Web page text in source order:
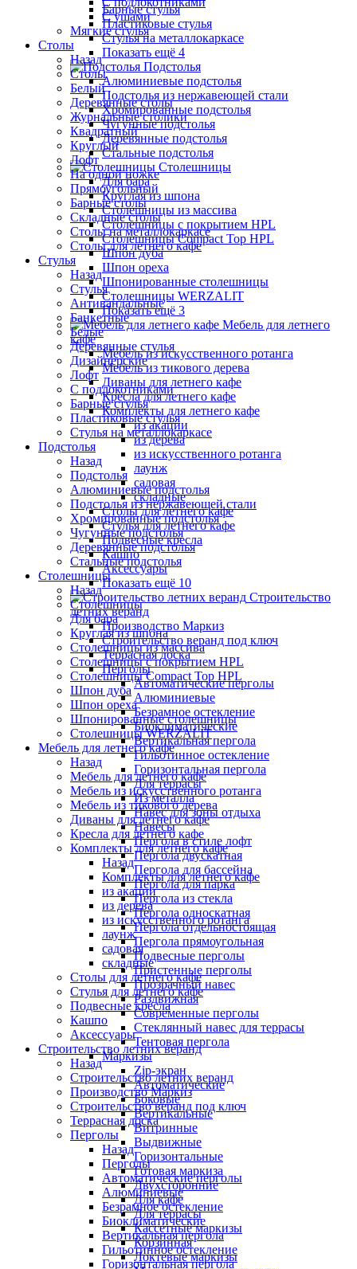
Барные стулья
Пластиковые стулья
Стулья на металлокаркасе
Показать ещё 4
Подстолья
Алюминиевые подстолья
Подстолья из нержавеющей стали
Хромированные подстолья
Чугунные подстолья
Деревянные подстолья
Стальные подстолья
Столешницы
Для бара
Круглая из шпона
Столешницы из массива
Столешницы с покрытием HPL
Столешницы Сompact Top HPL
Шпон дуба
Шпон ореха
Шпонированные столешницы
Столешницы WERZALIT
Показать ещё 3
Мебель для летнего
кафе
Мебель из искусственного ротанга
Мебель из тикового дерева
Диваны для летнего кафе
Кресла для летнего кафе
Комплекты для летнего кафе
из акации
из дерева
из искусственного ротанга
лаунж
садовая
складные
Столы для летнего кафе
Стулья для летнего кафе
Подвесные кресла
Кашпо
Аксессуары
Показать ещё 10
Строительство
летних веранд
Производство Маркиз
Строительство веранд под ключ
Террасная доска
Перголы
Автоматические перголы
Алюминиевые
Безрамное остекление
Биоклиматические
Вертикальная пергола
Гильотинное остекление
Горизонтальная пергола
Для террасы
Из металла
Навес для зоны отдыха
Навесы
Пергола в стиле лофт
Пергола двускатная
Пергола для бассейна
Пергола для парка
Пергола из стекла
Пергола односкатная
Пергола отдельностоящая
Пергола прямоугольная
Подвесные перголы
Пристенные перголы
Прозрачный навес
Раздвижная
Современные перголы
Стеклянный навес для террасы
Тентовая пергола
Маркизы
Zip-экран
Автоматические
Боковые
Вертикальные
Витринные
Выдвижные
Горизонтальные
Готовая маркиза
Двухсторонние
Для кафе
Для террасы
Кассетные маркизы
Корзинная
Локтевые маркизы
С ушами
Мягкие стулья
Столы
Назад
Столы
Белый
Деревянные столы
Журнальные столики
Квадратный
Круглый
Лофт
На одной ножке
Прямоугольный
Барные столы
Складные столы
Столы на металлокаркасе
Столы для летнего кафе
Стулья
Назад
Стулья
Антивандальные
Банкетные
Белые
Деревянные стулья
Дизайнерские
Лофт
С подлокотниками
Барные стулья
Пластиковые стулья
Стулья на металлокаркасе
Подстолья
Назад
Подстолья
Алюминиевые подстолья
Подстолья из нержавеющей стали
Хромированные подстолья
Чугунные подстолья
Деревянные подстолья
Стальные подстолья
Столешницы
Назад
Столешницы
Для бара
Круглая из шпона
Столешницы из массива
Столешницы с покрытием HPL
Столешницы Сompact Top HPL
Шпон дуба
Шпон ореха
Шпонированные столешницы
Столешницы WERZALIT
Мебель для летнего кафе
Назад
Мебель для летнего кафе
Мебель из искусственного ротанга
Мебель из тикового дерева
Диваны для летнего кафе
Кресла для летнего кафе
Комплекты для летнего кафе
Назад
Комплекты для летнего кафе
из акации
из дерева
из искусственного ротанга
лаунж
садовая
складные
Столы для летнего кафе
Стулья для летнего кафе
Подвесные кресла
Кашпо
Аксессуары
Строительство летних веранд
Назад
Строительство летних веранд
Производство Маркиз
Строительство веранд под ключ
Террасная доска
Перголы
Назад
Перголы
Автоматические перголы
Алюминиевые
Безрамное остекление
Биоклиматические
Вертикальная пергола
Гильотинное остекление
Горизонтальная пергола